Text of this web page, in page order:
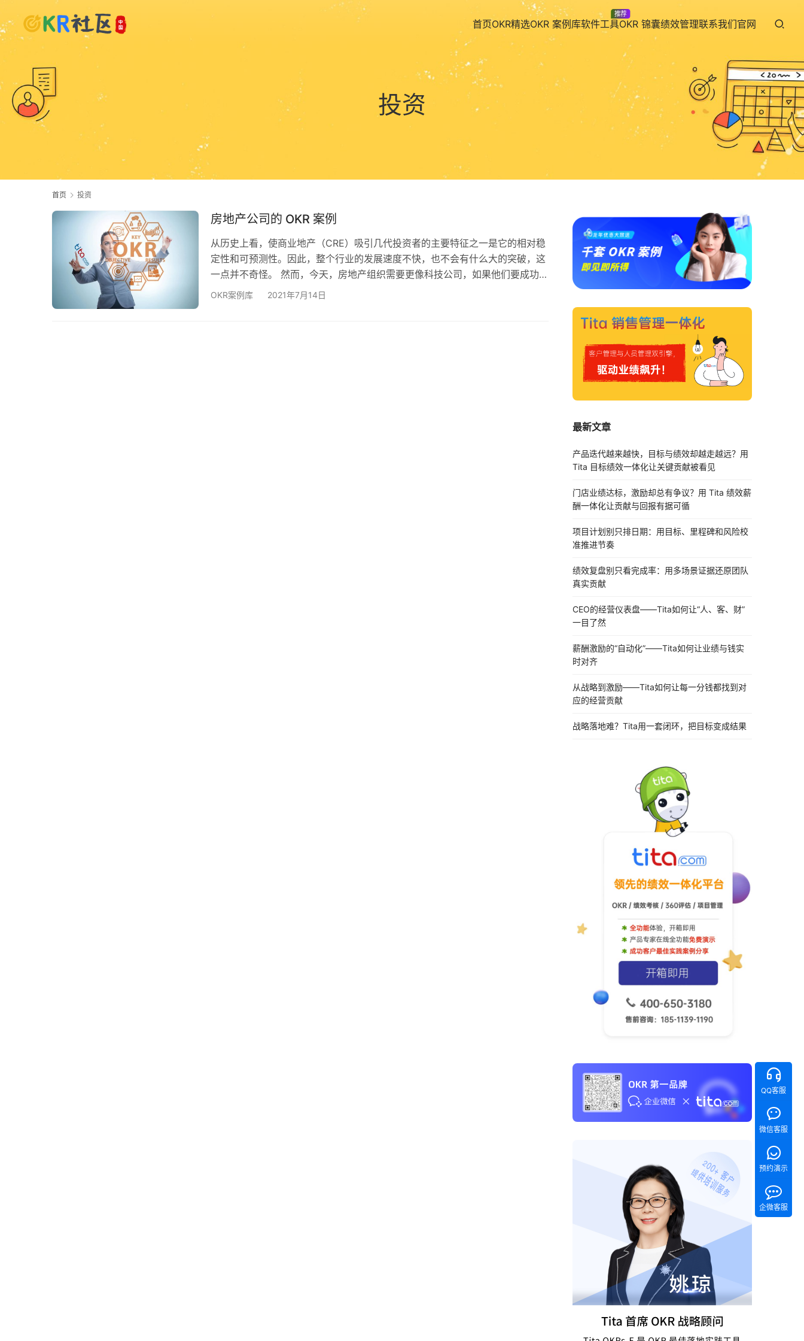
首页OKR精选OKR 案例库软件工具
推荐
OKR 锦囊绩效管理联系我们官网
投资
首页 投资
房地产公司的 OKR 案例
从历史上看，使商业地产（CRE）吸引几代投资者的主要特征之一是它的相对稳
定性和可预测性。因此，整个行业的发展速度不快，也不会有什么大的突破，这
一点并不奇怪。 然而，今天，房地产组织需要更像科技公司，如果他们要成功地
管理一系列的挑战，如气候变化，WFH，电子商务和Covid。 一个重视保持不
OKR案例库 2021年7月14日
最新文章
产品迭代越来越快，目标与绩效却越走越远？用
Tita 目标绩效一体化让关键贡献被看见
门店业绩达标，激励却总有争议？用 Tita 绩效薪
酬一体化让贡献与回报有据可循
项目计划别只排日期：用目标、里程碑和风险校
准推进节奏
绩效复盘别只看完成率：用多场景证据还原团队
真实贡献
CEO的经营仪表盘——Tita如何让“人、客、财”
一目了然
薪酬激励的“自动化”——Tita如何让业绩与钱实
时对齐
从战略到激励——Tita如何让每一分钱都找到对
应的经营贡献
战略落地难？Tita用一套闭环，把目标变成结果
QQ客服
微信客服
预约演示
企微客服